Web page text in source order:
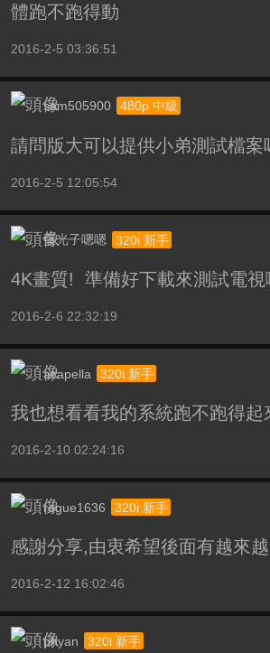
體跑不跑得動
2016-2-5 03:36:51
sam505900 480p 中級
請問版大可以提供小弟測試檔案
2016-2-5 12:05:54
藍光子嗯嗯 320i 新手
4K畫質! 準備好下載來測試電視
2016-2-6 22:32:19
acapella 320i 新手
我也想看看我的系統跑不跑得起
2016-2-10 02:24:16
rogue1636 320i 新手
感謝分享,由衷希望後面有越來
2016-2-12 16:02:46
phyan 320i 新手